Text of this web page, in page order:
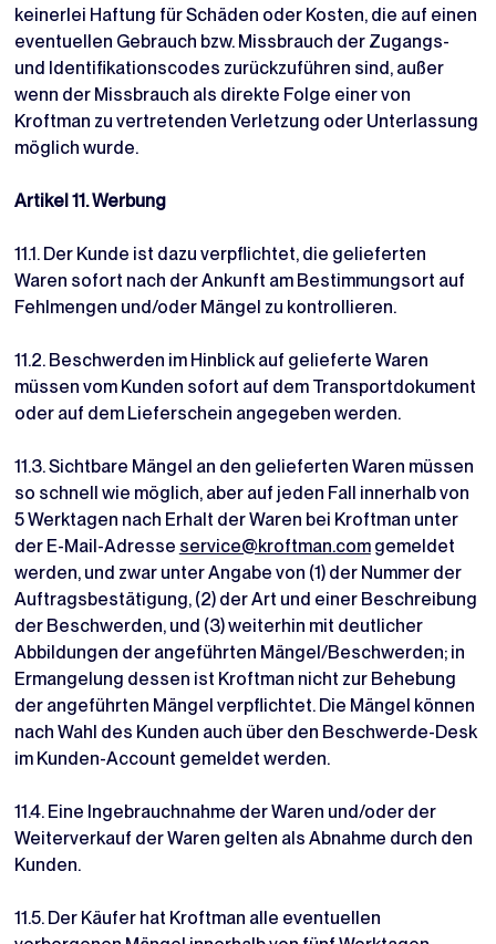
keinerlei Haftung für Schäden oder Kosten, die auf einen
eventuellen Gebrauch bzw. Missbrauch der Zugangs-
und Identifikationscodes zurückzuführen sind, außer
wenn der Missbrauch als direkte Folge einer von
Kroftman zu vertretenden Verletzung oder Unterlassung
möglich wurde.
Artikel 11. Werbung
11.1. Der Kunde ist dazu verpflichtet, die gelieferten
Waren sofort nach der Ankunft am Bestimmungsort auf
Fehlmengen und/oder Mängel zu kontrollieren.
11.2. Beschwerden im Hinblick auf gelieferte Waren
müssen vom Kunden sofort auf dem Transportdokument
oder auf dem Lieferschein angegeben werden.
11.3. Sichtbare Mängel an den gelieferten Waren müssen
so schnell wie möglich, aber auf jeden Fall innerhalb von
5 Werktagen nach Erhalt der Waren bei Kroftman unter
der E-Mail-Adresse service@kroftman.comgemeldet
werden, und zwar unter Angabe von (1) der Nummer der
Auftragsbestätigung, (2) der Art und einer Beschreibung
der Beschwerden, und (3) weiterhin mit deutlicher
Abbildungen der angeführten Mängel/Beschwerden; in
Ermangelung dessen ist Kroftman nicht zur Behebung
der angeführten Mängel verpflichtet. Die Mängel können
nach Wahl des Kunden auch über den Beschwerde-Desk
im Kunden-Account gemeldet werden.
11.4. Eine Ingebrauchnahme der Waren und/oder der
Weiterverkauf der Waren gelten als Abnahme durch den
Kunden.
11.5. Der Käufer hat Kroftman alle eventuellen